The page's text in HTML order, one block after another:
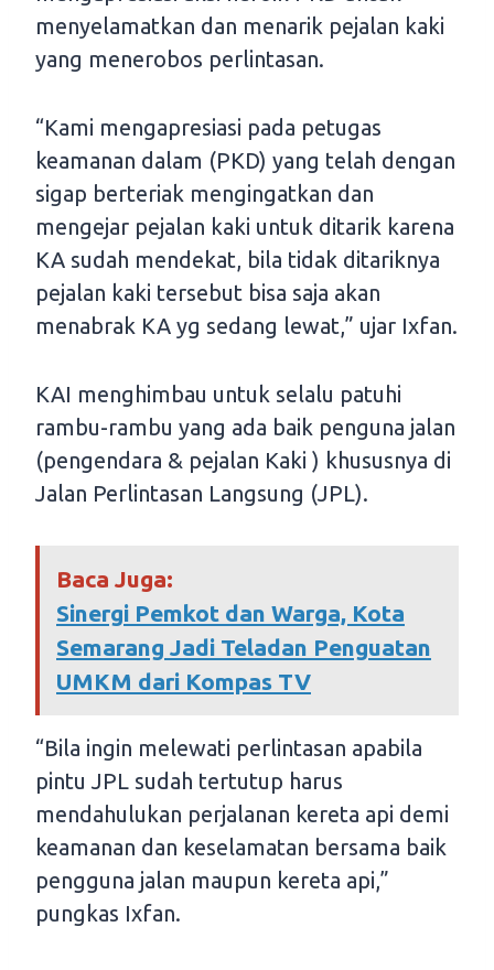
menyelamatkan dan menarik pejalan kaki
yang menerobos perlintasan.
“Kami mengapresiasi pada petugas
keamanan dalam (PKD) yang telah dengan
sigap berteriak mengingatkan dan
mengejar pejalan kaki untuk ditarik karena
KA sudah mendekat, bila tidak ditariknya
pejalan kaki tersebut bisa saja akan
menabrak KA yg sedang lewat,” ujar Ixfan.
KAI menghimbau untuk selalu patuhi
rambu-rambu yang ada baik penguna jalan
(pengendara & pejalan Kaki ) khususnya di
Jalan Perlintasan Langsung (JPL).
Baca Juga:
Sinergi Pemkot dan Warga, Kota
Semarang Jadi Teladan Penguatan
UMKM dari Kompas TV
“Bila ingin melewati perlintasan apabila
pintu JPL sudah tertutup harus
mendahulukan perjalanan kereta api demi
keamanan dan keselamatan bersama baik
pengguna jalan maupun kereta api,”
pungkas Ixfan.